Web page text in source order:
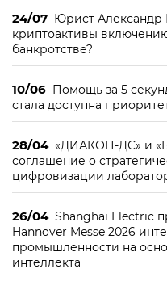
24/07 Юрист
криптоактивы
банкротстве?
10/06 Помощь за 5
стала доступна
28/04 «ДИАКОН-ДС» и
соглашение о
цифровизации
26/04 Shanghai Electric
Hannover Messe 2026
промышленности на
интеллекта